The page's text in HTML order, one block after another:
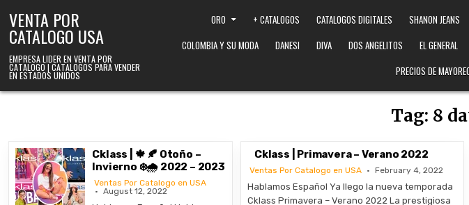
VENTA POR
CATALOGO USA
EMPRESA LIDER EN VENTA POR
CATALOGO | CATALOGOS PARA VENDER
EN ESTADOS UNIDOS
ORO + CATALOGOS CATALOGOS DIGITALES SHANON JEANS
COLOMBIA Y SU MODA
DANESI DIVA DOS ANGELITOS EL GENERAL
PRECIOS DE
Tag: 8
Cklass | 🍁 🍂 Otoño –
Invierno ❄️🌧️ 2022 – 2023
Ventas Por Catalogo en USA
August 12, 2022
Cklass | Primavera – Verano 2022
Ventas Por Catalogo en USA February 4, 2022
Hablamos Español Ya llego la nueva temporada
Cklass Primavera – Verano 2022 La prestigiosa